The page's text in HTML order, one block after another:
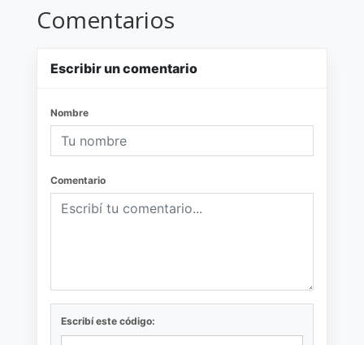
Comentarios
Escribir un comentario
Nombre
Comentario
Escribí este código: